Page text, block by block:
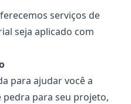
serviços de
seja aplicado com
para ajudar você a
para seu projeto,